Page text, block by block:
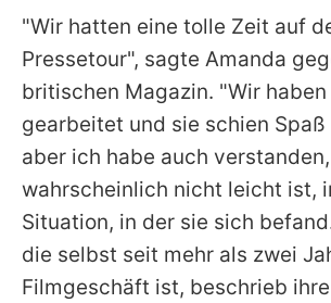
"Wir hatten eine tolle Zeit auf
Pressetour", sagte Amanda
britischen Magazin. "Wir
gearbeitet und sie schien Spaß
aber ich habe auch
wahrscheinlich nicht leicht ist,
Situation, in der sie sich
die selbst seit mehr als zwei
Filmgeschäft ist, beschrieb ihre